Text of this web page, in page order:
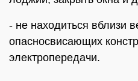
- не находиться вблизи
опасносвисающих
электропередачи.